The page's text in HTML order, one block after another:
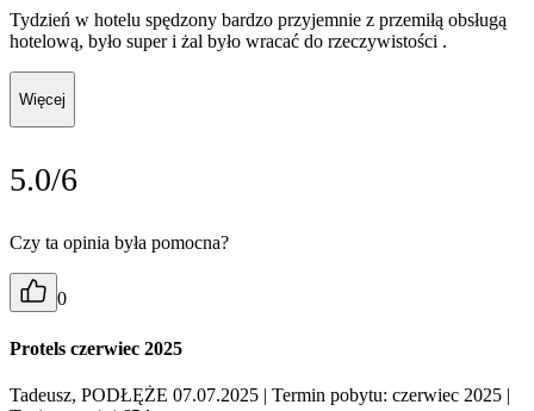
Tydzień w hotelu spędzony bardzo przyjemnie z przemiłą obsługą
hotelową, było super i żal było wracać do rzeczywistości .
Więcej
5.0/6
Czy ta opinia była pomocna?
0
Protels czerwiec 2025
Tadeusz, PODŁĘŻE 07.07.2025 | Termin pobytu: czerwiec 2025 |